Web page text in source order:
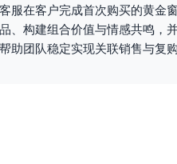
服在客户完成首次购买的黄金
、构建组合价值与情感共鸣，
助团队稳定实现关联销售与复购